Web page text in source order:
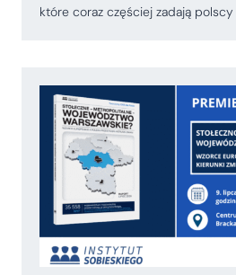
które coraz częściej zadają